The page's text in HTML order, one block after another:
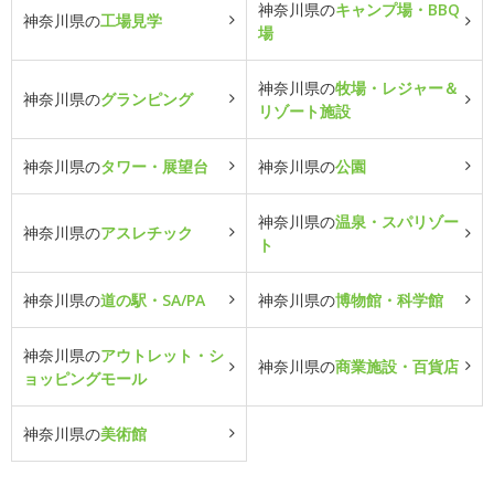
神奈川県の工場見学
神奈川県のキャンプ場・BBQ
場
神奈川県のグランピング
神奈川県の牧場・レジャー＆
リゾート施設
神奈川県のタワー・展望台 神奈川県の公園
神奈川県のアスレチック
神奈川県の温泉・スパリゾー
ト
神奈川県の道の駅・SA/PA 神奈川県の博物館・科学館
神奈川県のアウトレット・シ
ョッピングモール
神奈川県の商業施設・百貨店
神奈川県の美術館